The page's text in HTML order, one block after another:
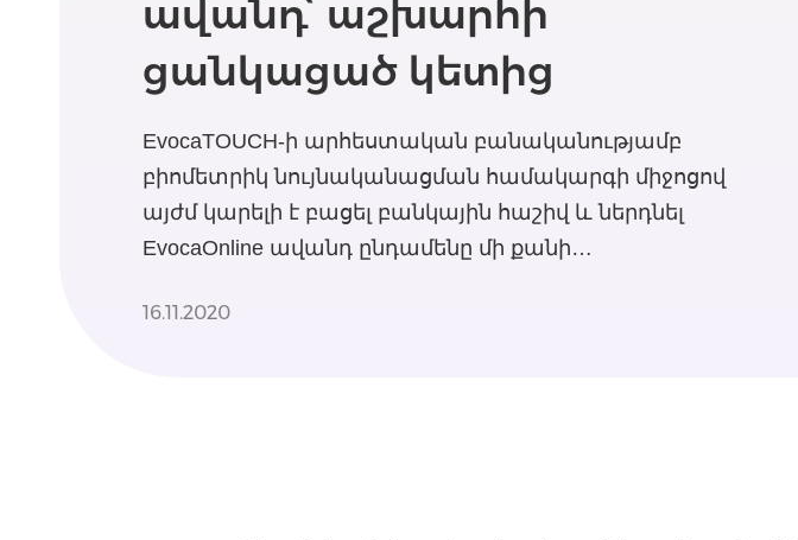
ավանդ՝ աշխարհի
ցանկացած կետից
EvocaTOUCH-ի արհեստական բանականությամբ
բիոմետրիկ նույնականացման համակարգի միջոցով
այժմ կարելի է բացել բանկային հաշիվ և ներդնել
EvocaOnline ավանդ ընդամենը մի քանի…
16.11.2020